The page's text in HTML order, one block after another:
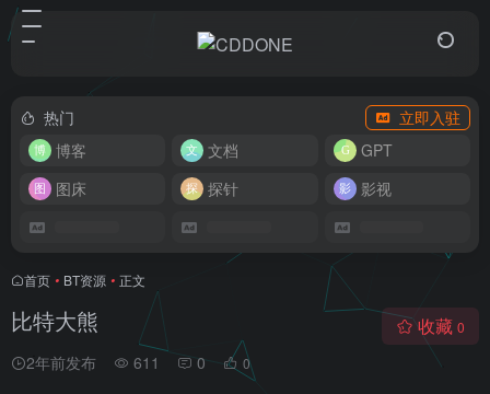
热门
立即入驻
博客
文档
GPT
图床
探针 影视
首页 • BT资源 • 正文
比特大熊
2年前发布 611 0 0
收藏 0